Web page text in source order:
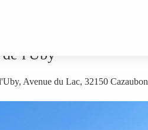
l'Uby
Avenue du Lac, 32150 Cazaubon